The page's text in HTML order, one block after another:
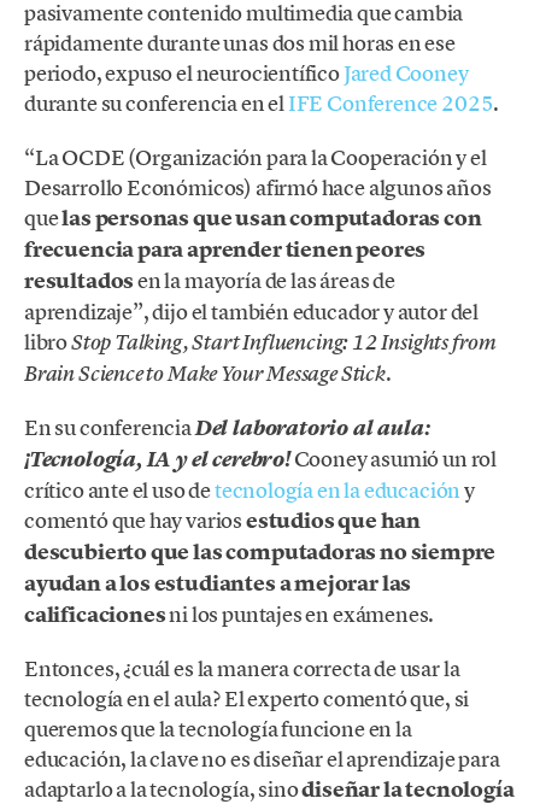
pasivamente contenido multimedia que cambia
rápidamente durante unas dos mil horas en ese
periodo, expuso el neurocientíficoJared Cooney
durante su conferencia en elIFE Conference 2025.
“La OCDE (Organización para la Cooperación y el
Desarrollo Económicos) afirmó hace algunos años
quelas personas que usan computadoras con
frecuencia para aprender tienen peores
resultadosen la mayoría de las áreas de
aprendizaje”, dijo el también educador y autor del
libroStop Talking, Start Influencing: 12 Insights from
Brain Science to Make Your Message Stick.
En su conferenciaDel laboratorio al aula:
¡Tecnología, IA y el cerebro!Cooney asumió un rol
crítico ante el uso detecnología en la educacióny
comentó que hay variosestudios que han
descubierto que las computadoras no siempre
ayudan a los estudiantes a mejorar las
calificacionesni los puntajes en exámenes.
Entonces, ¿cuál es la manera correcta de usar la
tecnología en el aula? El experto comentó que, si
queremos que la tecnología funcione en la
educación, la clave no es diseñar el aprendizaje para
adaptarlo a la tecnología, sinodiseñar la tecnología